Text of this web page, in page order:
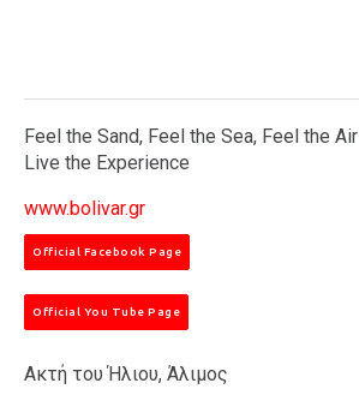
Feel the Sand, Feel the Sea, Feel the Air
Live the Experience
www.bolivar.gr
Official Facebook Page
Official You Tube Page
Ακτή του Ήλιου, Άλιμος